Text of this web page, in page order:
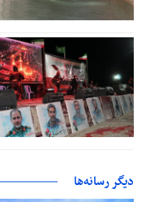
دیگر رسانه‌ها